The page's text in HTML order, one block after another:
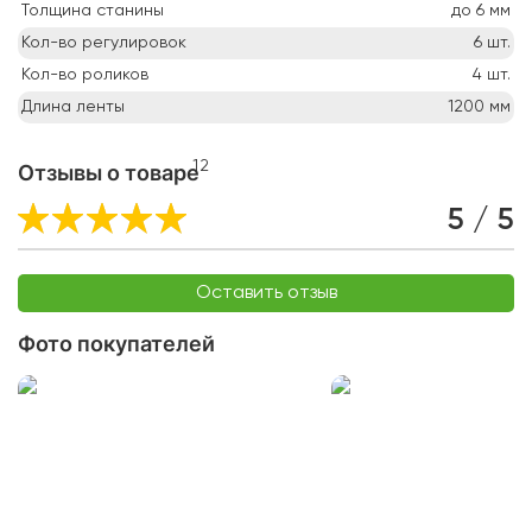
Толщина станины
до 6 мм
Кол-во регулировок
6 шт.
Кол-во роликов
4 шт.
Длина ленты
1200 мм
Отзывы о товаре12
5 / 5
Оставить отзыв
Фото покупателей